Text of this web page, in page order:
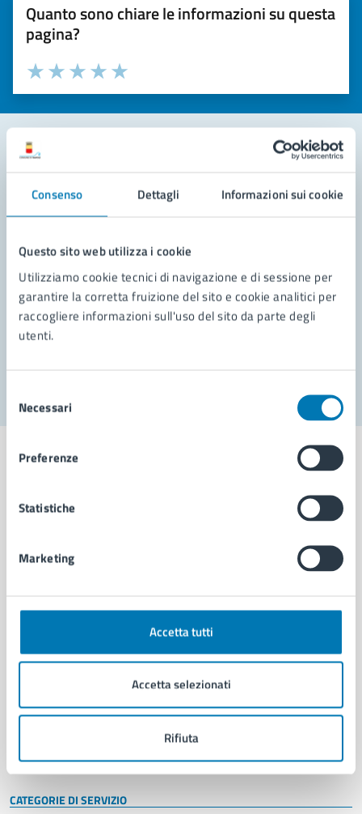
Consenso Dettagli Informazioni sui cookie
Questo sito web utilizza i cookie
Utilizziamo cookie tecnici di navigazione e di sessione per
garantire la corretta fruizione del sito e cookie analitici per
raccogliere informazioni sull'uso del sito da parte degli
utenti.
delNecessari
Preferenze
Statistiche
Marketing
Accetta tutti
Accetta selezionati
Rifiuta
Quanto sono chiare le informazioni su questa
pagina?
Valuta la chiarezza delle informazioni (da 1 a 5 stelle)
Seleziona il numero di stelle per valutare la chiarezza delle
Valuta 5 stelle su 5
Valuta 4 stelle su 5
Valuta 3 stelle su 5
Valuta 2 stelle su 5
Valuta 1 stelle su 5
Leggi le domande frequenti
Richiedi assistenza
Prenota appuntamento
Problemi in città
Comune di Napoli
AMMINISTRAZIONE
Organi di governo
Enti e fondazioni
Personale amministrativo
Intranet, posta aziendale e protocollo
CATEGORIE DI SERVIZIO